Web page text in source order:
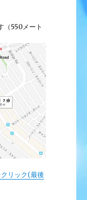
（550メート
リック(最後